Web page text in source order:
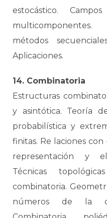
estocástico.
métodos
Aplicaciones.
14. Combinatoria
Estructuras
y asintótica. Teoría
probabilística y
finitas. Re laciones
representación y
Técnicas
combinatoria.
números de la